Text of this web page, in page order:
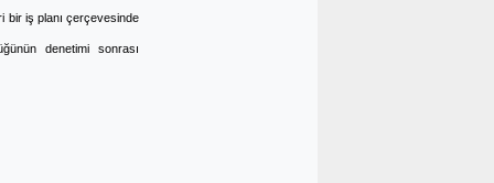
bir iş planı çerçevesinde
denetimi sonrası